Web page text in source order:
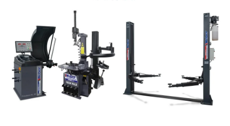
hviezdičiek.